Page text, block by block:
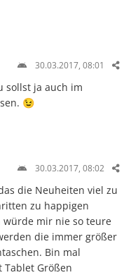
30.03.2017, 08:01
sollst ja auch im
😉
30.03.2017, 08:02
die Neuheiten viel zu
zu happigen
würde mir nie so teure
die immer größer
Bin mal
Größen